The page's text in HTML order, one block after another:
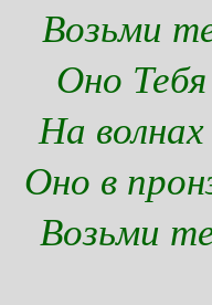
Возьми
Оно
На
Оно в
Возьми